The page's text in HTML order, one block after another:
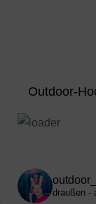
Outdoor-
draußen -